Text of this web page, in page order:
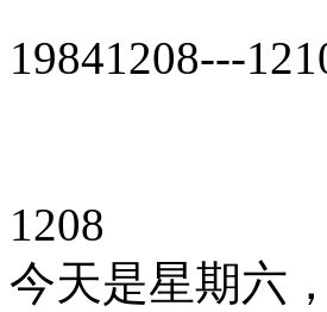
19841208---
1208
今天是星期六